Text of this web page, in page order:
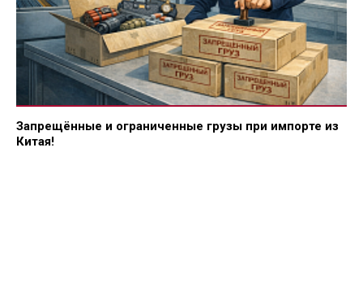
Запрещённые и ограниченные грузы при импорте из
Китая!